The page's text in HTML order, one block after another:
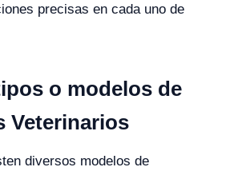
precisas en cada uno de
o modelos de
Veterinarios
diversos modelos de